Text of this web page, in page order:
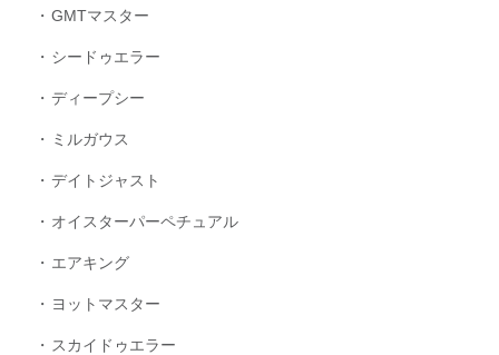
GMTマスター
シードゥエラー
ディープシー
ミルガウス
デイトジャスト
オイスターパーペチュアル
エアキング
ヨットマスター
スカイドゥエラー